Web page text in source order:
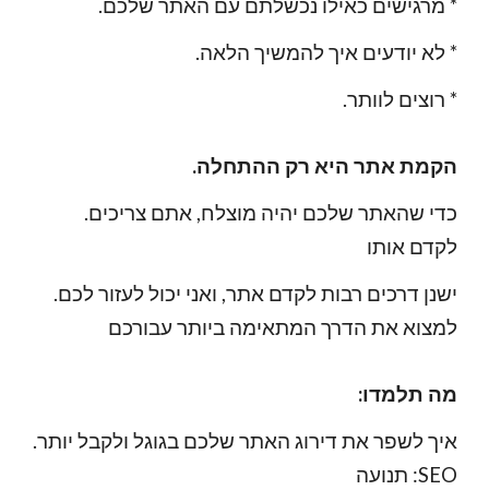
.מרגישים כאילו נכשלתם עם האתר שלכם *
.לא יודעים איך להמשיך הלאה *
.רוצים לוותר *
.הקמת אתר היא רק ההתחלה
.כדי שהאתר שלכם יהיה מוצלח, אתם צריכים
לקדם אותו
.ישנן דרכים רבות לקדם אתר, ואני יכול לעזור לכם
למצוא את הדרך המתאימה ביותר עבורכם
:מה תלמדו
.איך לשפר את דירוג האתר שלכם בגוגל ולקבל יותר
תנועה :SEO